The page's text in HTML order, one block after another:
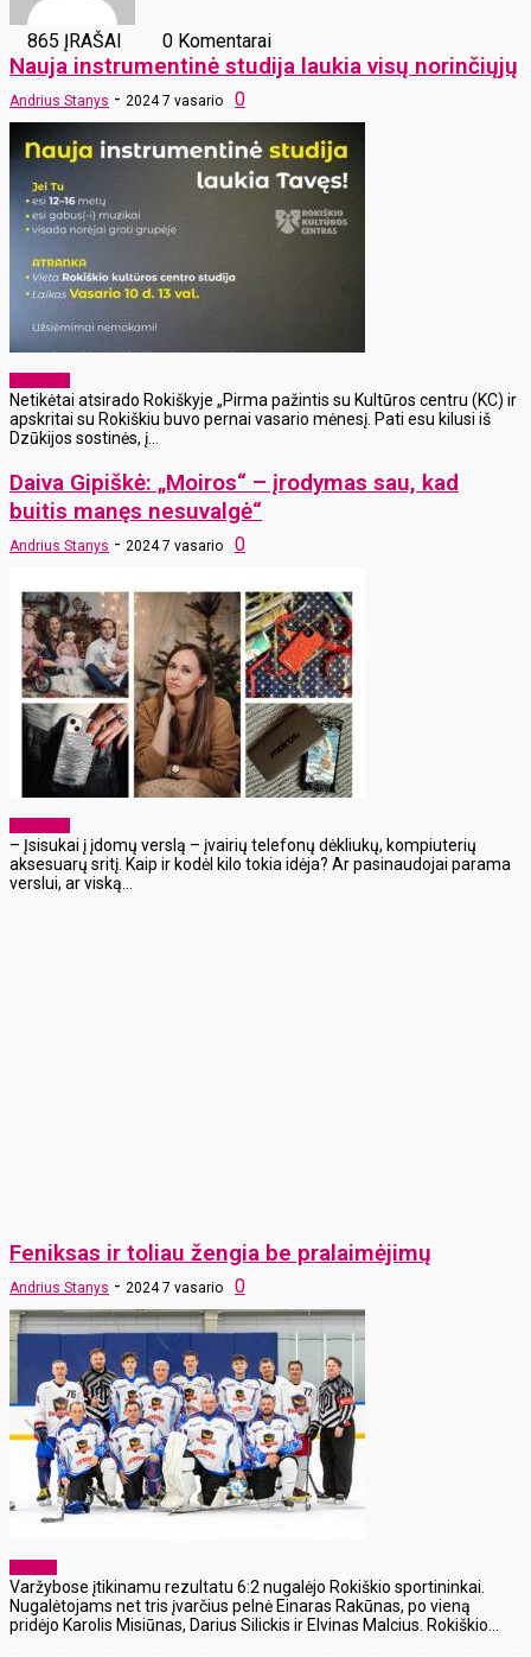
865 ĮRAŠAI 0 Komentarai
Nauja instrumentinė studija laukia visų norinčiųjų
Andrius Stanys - 2024 7 vasario 0
Netikėtai atsirado Rokiškyje „Pirma pažintis su Kultūros centru (KC) ir
apskritai su Rokiškiu buvo pernai vasario mėnesį. Pati esu kilusi iš
Dzūkijos sostinės, į...
Daiva Gipiškė: „Moiros“ – įrodymas sau, kad
buitis manęs nesuvalgė“
Andrius Stanys - 2024 7 vasario 0
– Įsisukai į įdomų verslą – įvairių telefonų dėkliukų, kompiuterių
aksesuarų sritį. Kaip ir kodėl kilo tokia idėja? Ar pasinaudojai parama
verslui, ar viską...
Feniksas ir toliau žengia be pralaimėjimų
Andrius Stanys - 2024 7 vasario 0
Varžybose įtikinamu rezultatu 6:2 nugalėjo Rokiškio sportininkai.
Nugalėtojams net tris įvarčius pelnė Einaras Rakūnas, po vieną
pridėjo Karolis Misiūnas, Darius Silickis ir Elvinas Malcius. Rokiškio...